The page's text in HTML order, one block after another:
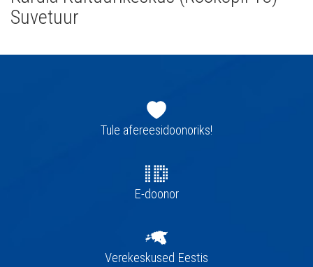
Suvetuur
navigatsioonTule afereesidoonoriks!
E-doonor
Verekeskused Eestis